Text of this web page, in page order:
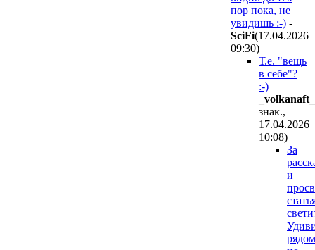
пор пока, не
увидишь :-) -
SciFi(17.04.2026
09:30)
Т.е. "вещь
в себе"?
:-)
_volkanaft_
знак.,
17.04.2026
10:08)
За
и